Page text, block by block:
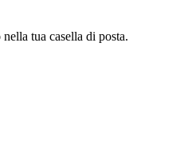
tua casella di posta.